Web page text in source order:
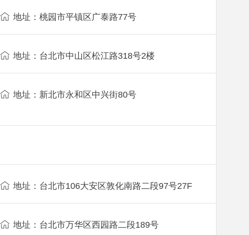
地址：桃园市平镇区广泰路77号
地址：台北市中山区松江路318号2楼
地址：新北市永和区中兴街80号
地址：台北市106大安区敦化南路二段97号27F
地址：台北市万华区西园路二段189号